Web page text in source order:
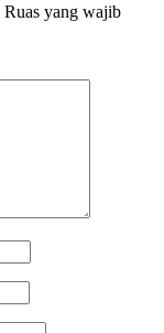
Ruas yang wajib